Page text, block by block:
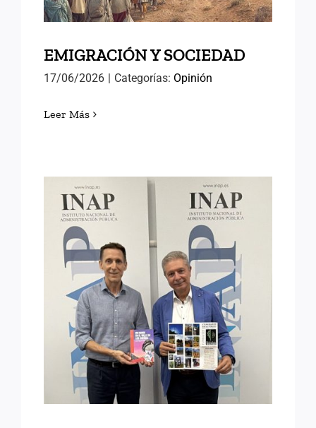
EMIGRACIÓN Y SOCIEDAD
17/06/2026 Categorías: Opinión
Leer Más
UN HAIKU EN EL VALLE
DE LOS SUEÑOS